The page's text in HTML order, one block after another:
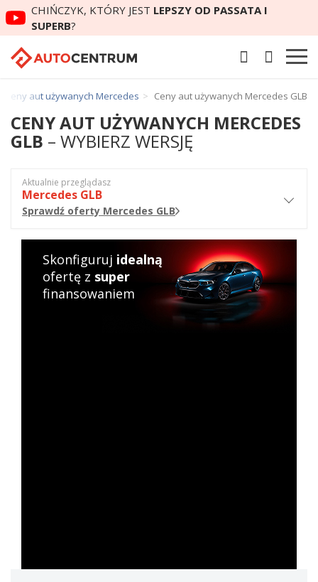
CHIŃCZYK, KTÓRY JEST LEPSZY OD PASSATA I
SUPERB?
Ceny aut używanych Mercedes Ceny aut używanych Mercedes GLB
CENY AUT UŻYWANYCH MERCEDES
GLB – WYBIERZ WERSJĘ
Aktualnie przeglądasz
Mercedes GLB
Sprawdź oferty Mercedes GLB
Skonfiguruj idealną
ofertę z super
finansowaniem